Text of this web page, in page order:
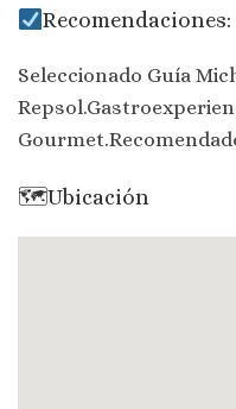
Recomendaciones:
Seleccionado Guía
🗺Ubicación